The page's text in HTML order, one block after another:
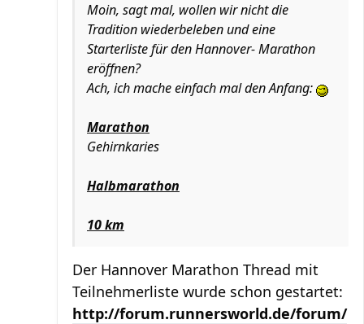
Moin, sagt mal, wollen wir nicht die
Tradition wiederbeleben und eine
Starterliste für den Hannover- Marathon
eröffnen?
Ach, ich mache einfach mal den Anfang:
Marathon
Gehirnkaries
Halbmarathon
10 km
Der Hannover Marathon Thread mit
Teilnehmerliste wurde schon gestartet:
http://forum.runnersworld.de/forum/